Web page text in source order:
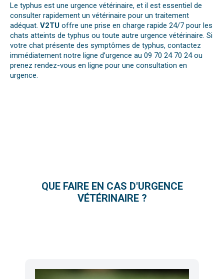
Le typhus est une urgence vétérinaire, et il est essentiel de
consulter rapidement un vétérinaire pour un traitement
adéquat. V2TU offre une prise en charge rapide 24/7 pour les
chats atteints de typhus ou toute autre urgence vétérinaire. Si
votre chat présente des symptômes de typhus, contactez
immédiatement notre ligne d’urgence au 09 70 24 70 24 ou
prenez rendez-vous en ligne pour une consultation en
urgence.
QUE FAIRE EN CAS D'URGENCE
VÉTÉRINAIRE ?